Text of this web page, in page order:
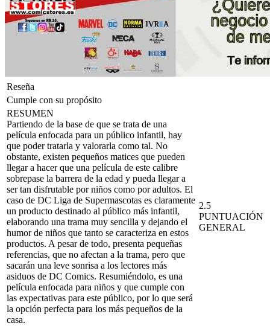
Reseña
Cumple con su propósito
RESUMEN
Partiendo de la base de que se trata de una
película enfocada para un público infantil, hay
que poder tratarla y valorarla como tal. No
obstante, existen pequeños matices que pueden
llegar a hacer que una película de este calibre
sobrepase la barrera de la edad y pueda llegar a
ser tan disfrutable por niños como por adultos. El
caso de DC Liga de Supermascotas es claramente
un producto destinado al público más infantil,
elaborando una trama muy sencilla y dejando el
humor de niños que tanto se caracteriza en estos
productos. A pesar de todo, presenta pequeñas
referencias, que no afectan a la trama, pero que
sacarán una leve sonrisa a los lectores más
asiduos de DC Comics. Resumiéndolo, es una
película enfocada para niños y que cumple con
las expectativas para este público, por lo que será
la opción perfecta para los más pequeños de la
casa.
2.5
PUNTUACIÓN
GENERAL